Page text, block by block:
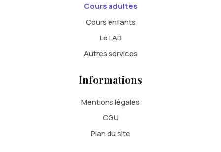
Cours adultes
Cours enfants
Le LAB
Autres services
Informations
Mentions légales
CGU
Plan du site